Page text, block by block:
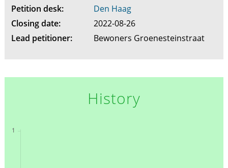
Petition desk:
Den Haag
Closing date:
2022-08-26
Lead petitioner:
Bewoners Groenesteinstraat
History